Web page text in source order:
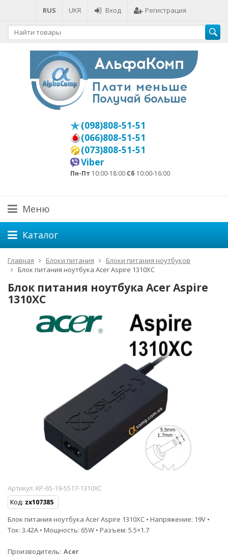
RUS UKR Вход Регистрация
(098)808-51-51
(066)808-51-51
(073)808-51-51
Viber
Пн-Пт 10:00-18:00 Сб 10:00-16:00
Меню
Каталог
Главная Блоки питания
Блоки питания ноутбуков
Блок питания ноутбука Acer Aspire 1310XC
Блок питания ноутбука Acer Aspire
1310XC
Артикул: KP-65-19-5517-1310XC
Код: zx107385
Блок питания ноутбука Acer Aspire 1310XC • Напряжение: 19V •
Ток: 3.42A • Мощность: 65W • Разъем: 5.5×1.7
Производитель Acer